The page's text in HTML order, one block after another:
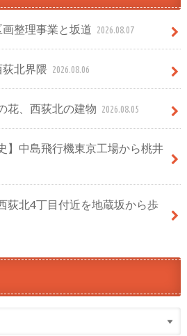
整理事業と坂道 2026.08.07
北界隈 2026.08.06
、西荻北の建物 2026.08.05
】中島飛行機東京工場から桃井
北4丁目付近を地蔵坂から歩